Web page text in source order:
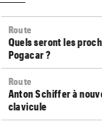
Route
Quels seront les
Pogacar ?
Route
Anton Schiffer à
clavicule